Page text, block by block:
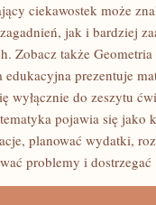
ciekawostek może
jak i bardziej
Zobacz także
edukacyjna prezentuje
wyłącznie do zeszytu
pojawia się
planować wydatki,
problemy i dostrzegać